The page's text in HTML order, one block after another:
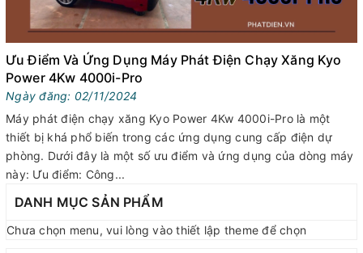
Ưu Điểm Và Ứng Dụng Máy Phát Điện Chạy Xăng Kyo
Power 4Kw 4000i-Pro
Ngày đăng: 02/11/2024
Máy phát điện chạy xăng Kyo Power 4Kw 4000i-Pro là một
thiết bị khá phổ biến trong các ứng dụng cung cấp điện dự
phòng. Dưới đây là một số ưu điểm và ứng dụng của dòng máy
này: Ưu điểm: Công...
DANH MỤC SẢN PHẨM
Chưa chọn menu, vui lòng vào thiết lập theme để chọn